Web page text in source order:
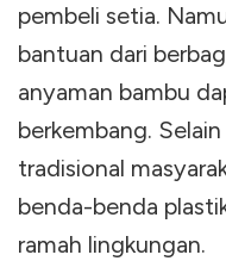
pembeli setia.
bantuan dari
anyaman bambu
berkembang.
tradisional
benda-benda
ramah lingkungan.